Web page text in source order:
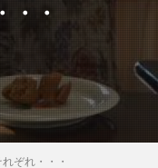
・・
ぞれ・・・